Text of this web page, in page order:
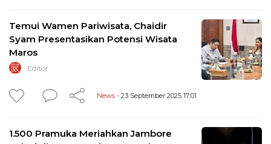
Temui Wamen Pariwisata, Chaidir
Syam Presentasikan Potensi Wisata
Maros
Editor
News - 23 September 2025 17:01
1.500 Pramuka Meriahkan Jambore